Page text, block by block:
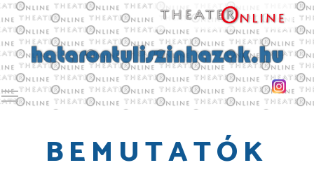
Toggle main menu visibility
BEMUTATÓK